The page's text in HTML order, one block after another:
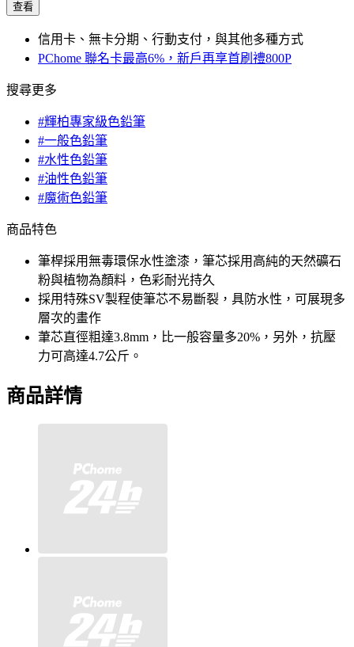
查看
信用卡、無卡分期、行動支付，與其他多種方式
PChome 聯名卡最高6%，新戶再享首刷禮800P
搜尋更多
#輝柏專家級色鉛筆
#一般色鉛筆
#水性色鉛筆
#油性色鉛筆
#魔術色鉛筆
商品特色
筆桿採用無毒環保水性塗漆，筆芯採用高純的天然礦石
粉與植物為顏料，色彩耐光持久
採用特殊SV製程使筆芯不易斷裂，具防水性，可展現多
層次的畫作
茟芯直徑粗達3.8mm，比一般容量多20%，另外，抗壓
力可高達4.7公斤。
商品詳情